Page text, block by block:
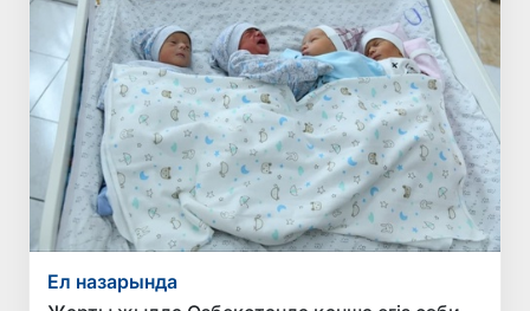
Ел назарында